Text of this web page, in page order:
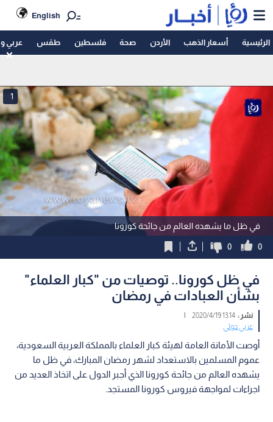
English
الرئيسية أسعار الذهب الأردن صحة فلسطين طقس عربي
في ظل ما يشهده العالم من جائحة كورونا
1
0
0
في ظل كورونا.. توصيات من "كبار العلماء"
بشأن العبادات في رمضان
نشر :13:14 2020/4/19
|
عربي دولي
أوصت الأمانة العامة لهيئة كبار العلماء بالمملكة العربية السعودية،
عموم المسلمين بالاستعداد لشهر رمضان المبارك، في ظل ما
يشهده العالم من جائحة كورونا الذي أجبر الدول على اتخاذ العديد من
اجراءات لمواجهة فيروس كورونا المستجد.